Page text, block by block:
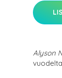
Alyson